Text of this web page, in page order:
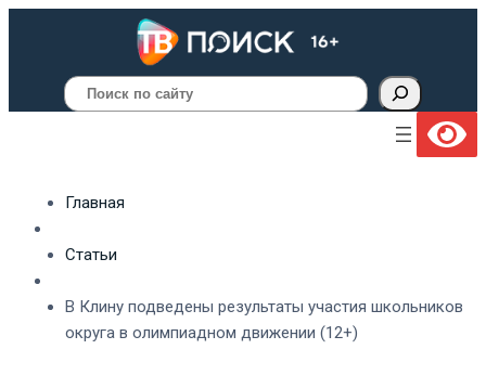
Поиск
Главная
Статьи
В Клину подведены результаты участия школьников
округа в олимпиадном движении (12+)